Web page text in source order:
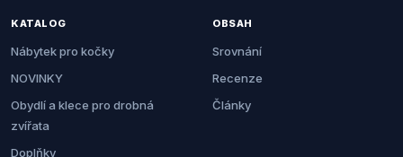
KATALOG
Nábytek pro kočky
NOVINKY
Obydlí a klece pro drobná
zvířata
Doplňky
OBSAH
Srovnání
Recenze
Články